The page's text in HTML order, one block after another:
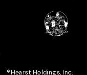
®︎Hearst Holdings, Inc.